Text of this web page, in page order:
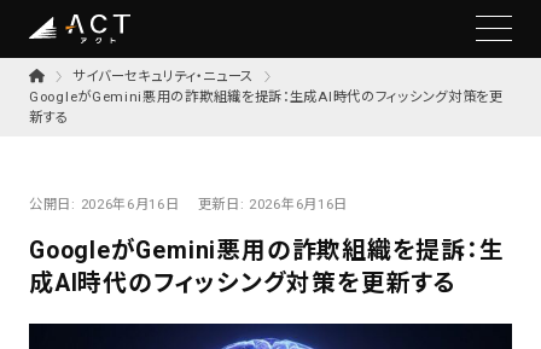
サイバーセキュリティ・ニュース
GoogleがGemini悪用の詐欺組織を提訴：生成AI時代のフィッシング対策を更
新する
公開日: 2026年6月16日 更新日: 2026年6月16日
GoogleがGemini悪用の詐欺組織を提訴：生
成AI時代のフィッシング対策を更新する